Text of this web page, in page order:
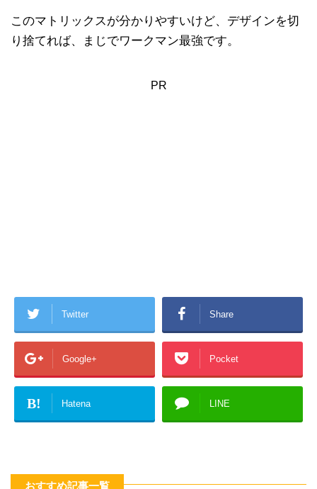
このマトリックスが分かりやすいけど、デザインを切
り捨てれば、まじでワークマン最強です。
PR
Twitter Share
Google+ Pocket
B! Hatena LINE
おすすめ記事一覧